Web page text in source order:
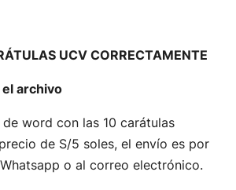
UCV CORRECTAMENTE
archivo
word con las 10 carátulas
de S/5 soles, el envío es por
o al correo electrónico.